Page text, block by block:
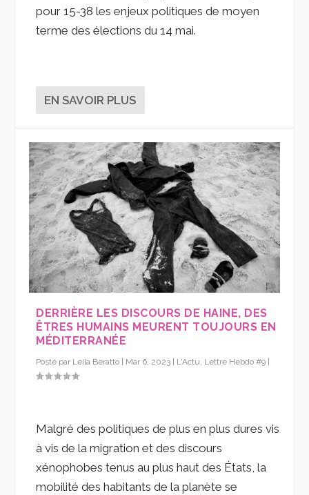
pour 15-38 les enjeux politiques de moyen
terme des élections du 14 mai.
EN SAVOIR PLUS
DERRIÈRE LES DISCOURS DE HAINE, DES
ÊTRES HUMAINS MEURENT TOUJOURS EN
MÉDITERRANÉE
Posté par Leila Beratto Mar 6, 2023 L'Actu, Lettre Hebdo #9
Malgré des politiques de plus en plus dures vis
à vis de la migration et des discours
xénophobes tenus au plus haut des États, la
mobilité des habitants de la planète se